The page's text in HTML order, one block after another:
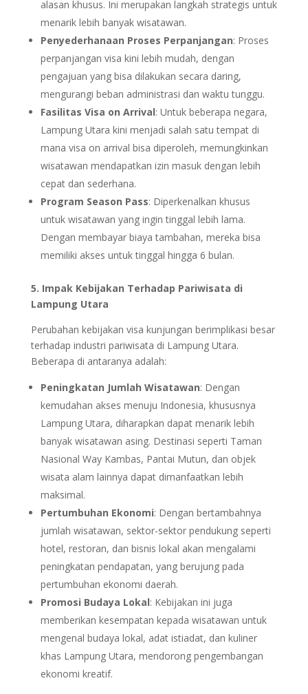
alasan khusus. Ini merupakan langkah strategis untuk
menarik lebih banyak wisatawan.
Penyederhanaan Proses Perpanjangan: Proses
perpanjangan visa kini lebih mudah, dengan
pengajuan yang bisa dilakukan secara daring,
mengurangi beban administrasi dan waktu tunggu.
Fasilitas Visa on Arrival: Untuk beberapa negara,
Lampung Utara kini menjadi salah satu tempat di
mana visa on arrival bisa diperoleh, memungkinkan
wisatawan mendapatkan izin masuk dengan lebih
cepat dan sederhana.
Program Season Pass: Diperkenalkan khusus
untuk wisatawan yang ingin tinggal lebih lama.
Dengan membayar biaya tambahan, mereka bisa
memiliki akses untuk tinggal hingga 6 bulan.
5. Impak Kebijakan Terhadap Pariwisata di
Lampung Utara
Perubahan kebijakan visa kunjungan berimplikasi besar
terhadap industri pariwisata di Lampung Utara.
Beberapa di antaranya adalah:
Peningkatan Jumlah Wisatawan: Dengan
kemudahan akses menuju Indonesia, khususnya
Lampung Utara, diharapkan dapat menarik lebih
banyak wisatawan asing. Destinasi seperti Taman
Nasional Way Kambas, Pantai Mutun, dan objek
wisata alam lainnya dapat dimanfaatkan lebih
maksimal.
Pertumbuhan Ekonomi: Dengan bertambahnya
jumlah wisatawan, sektor-sektor pendukung seperti
hotel, restoran, dan bisnis lokal akan mengalami
peningkatan pendapatan, yang berujung pada
pertumbuhan ekonomi daerah.
Promosi Budaya Lokal: Kebijakan ini juga
memberikan kesempatan kepada wisatawan untuk
mengenal budaya lokal, adat istiadat, dan kuliner
khas Lampung Utara, mendorong pengembangan
ekonomi kreatif.